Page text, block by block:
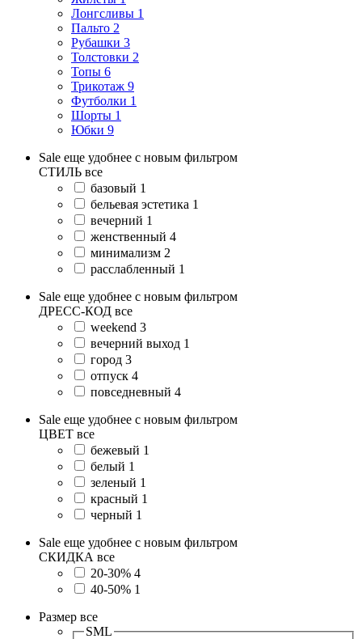
Лонгсливы 1
Пальто 2
Рубашки 3
Толстовки 2
Топы 6
Трикотаж 9
Футболки 1
Шорты 1
Юбки 9
Sale еще удобнее с новым фильтром
СТИЛЬ все
базовый 1
бельевая эстетика 1
вечерний 1
женственный 4
минимализм 2
расслабленный 1
Sale еще удобнее с новым фильтром
ДРЕСС-КОД все
weekend 3
вечерний выход 1
город 3
отпуск 4
повседневный 4
Sale еще удобнее с новым фильтром
ЦВЕТ все
бежевый 1
белый 1
зеленый 1
красный 1
черный 1
Sale еще удобнее с новым фильтром
СКИДКА все
20-30% 4
40-50% 1
Размер все
SML